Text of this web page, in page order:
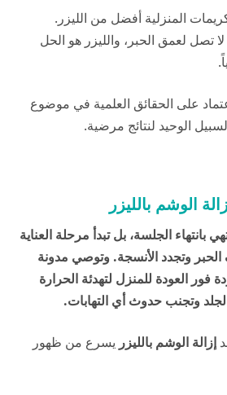
المنزلية أفضل من الليزر.
تصل لعمق الحبر، والليزر هو الحل
على الحقائق العلمية في موضوع
الوحيد لنتائج مرضية.
الوشم بالليزر
بانتهاء الجلسة، بل تبدأ مرحلة العناية
وتجدد الأنسجة. وتوصي مدونة
فور العودة للمنزل لتهدئة الحرارة
وتجنب حدوث أي التهابات.
إزالة الوشم بالليزر يسرع من ظهور